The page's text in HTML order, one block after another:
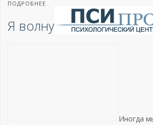
ПОДРОБНЕЕ
Я волнуюсь за своих
Иногда